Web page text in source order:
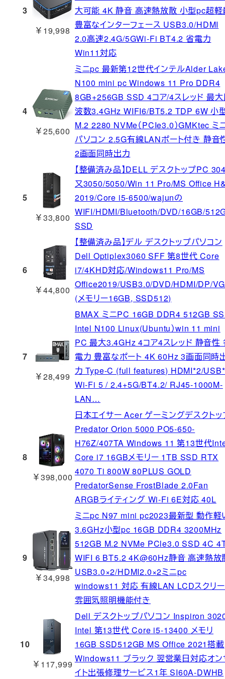
3
￥19,998
大可能 4K 静音 高速熱放散 小型pc超軽
豊富なインターフェース USB3.0/HDMI
2.0高速2.4G/5GWi-Fi BT4.2 省電力
Win11対応
4
￥25,600
ミニpc 最新第12世代インテルAlder
N100 mini pc Windows 11 Pro DDR4
8GB+256GB SSD 4コア/4スレッド 最
波数3.4GHz WIFI6/BT5.2 TDP 6W 小
M.2 2280 NVMe（PCIe3.0）GMKtec ミ
パソコン 2.5G有線LANポート付き 静音
2画面同時出力
5
￥33,800
【整備済み品】DELL デスクトップPC
又3050/5050/Win 11 Pro/MS Office
2019/Core i5-6500/wajunの
WIFI/HDMI/Bluetooth/DVD/16GB/
SSD
6
￥44,800
【整備済み品】デル デスクトップパソコン
Dell Optiplex3060 SFF 第8世代 Core
i7/4KHD対応/Windows11 Pro/MS
Office2019/USB3.0/DVD/HDMI/DP/
(メモリー16GB, SSD512)
7
￥28,499
BMAX ミニPC 16GB DDR4 512GB
Intel N100 Linux(Ubuntu）win 11 mini
PC 最大3.4GHz 4コア4スレッド 静音性
電力 豊富なポート 4K 60Hz 3画面同時
力 Type-C (full features) HDMI*2/
Wi-Fi 5 / 2.4+5G/BT4.2/ RJ45-1000M-
LAN…
8
￥398,000
日本エイサー Acer ゲーミングデスクト
Predator Orion 5000 PO5-650-
H76Z/407TA Windows 11 第13世代
Core i7 16GBメモリー 1TB SSD RTX
4070 Ti 800W 80PLUS GOLD
PredatorSense FrostBlade 2.0Fan
ARGBライティング Wi-Fi 6E対応 40L
9
￥34,998
ミニpc N97 mini pc2023最新型 動作軽
3.6GHz小型pc 16GB DDR4 3200MHz
512GB M.2 NVMe PCle3.0 SSD 4C
WIFI 6 BT5.2 4K@60Hz静音 高速熱放
USB3.0×2/HDMI2.0×2ミニpc
windows11 対応 有線LAN LCDスクリ
雰囲気照明機能付き
10
￥117,999
Dell デスクトップパソコン Inspiron
Intel 第13世代 Core i5-13400 メモリ
16GB SSD512GB MS Office 2021搭載
Windows11 ブラック 翌営業日対応オン
イト出張修理サービス1年 SI60A-DWHB